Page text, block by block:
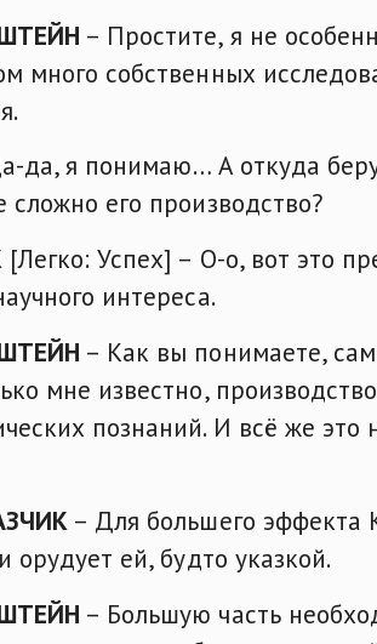
– Простите, я не
много собственных
да, я понимаю… А откуда
сложно его производство?
[Легко: Успех] – О-о, вот это
интереса.
– Как вы понимаете,
мне известно,
познаний. И всё же это
– Для большего эффекта
орудует ей, будто указкой.
– Большую часть